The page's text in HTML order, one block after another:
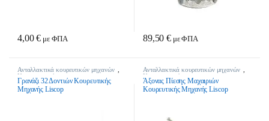
4,00€ με ΦΠΑ 89,50€ με ΦΠΑ
Ανταλλακτικά κουρευτικών μηχανών
Κτηνοτροφικά
Γρανάζι 32 Δοντιών Κουρευτικής
Μηχανής Liscop
Ανταλλακτικά κουρευτικών μηχανών
Κτηνοτροφικά
Άξονας Πίεσης Μαχαιριών
Κουρευτικής Μηχανής Liscop